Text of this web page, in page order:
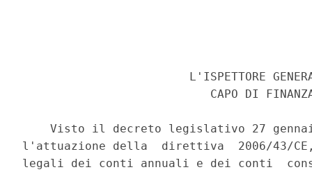
L'ISPETTORE
CAPO DI
Visto il decreto legislativo 27
l'attuazione della  direttiva  2006/43/
legali dei conti annuali e dei conti